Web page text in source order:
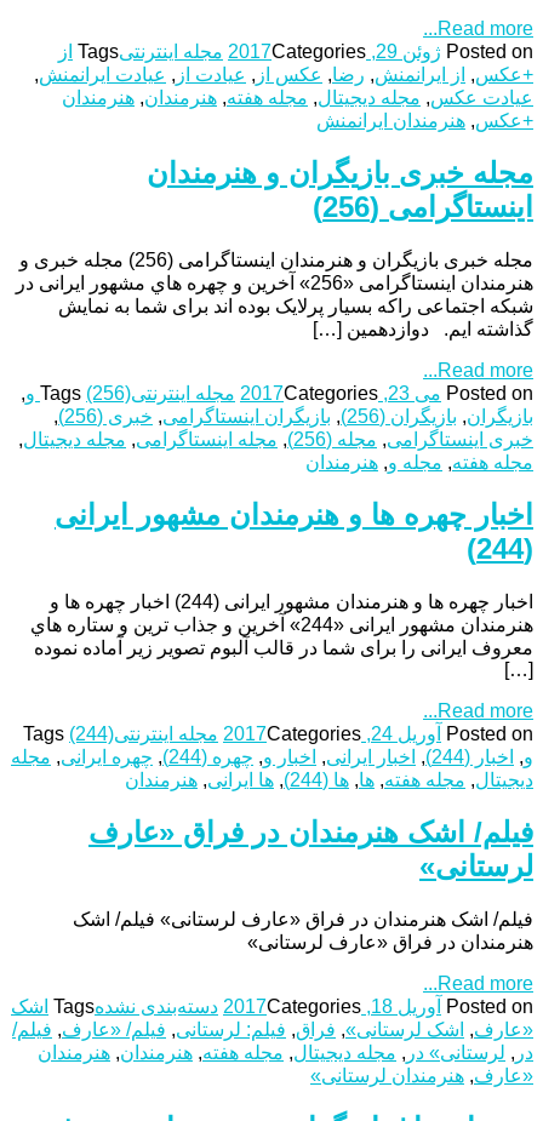
Read more...
Posted on ژوئن 29, 2017 Categories مجله اینترنتیTags از
+عکس, از ایرانمنش, رضا, عکس از , عیادت از , عیادت ایرانمنش,
عیادت عکس, مجله دیجیتال, مجله هفته, هنرمندان, هنرمندان
+عکس, هنرمندان ایرانمنش
مجله خبری بازیگران و هنرمندان
اینستاگرامی (256)
مجله خبری بازیگران و هنرمندان اینستاگرامی (256) مجله خبری و
هنرمندان اینستاگرامی «256» آخرین و چهره هاي مشهور ایرانی در
شبکه اجتماعی راکه بسیار پرلایک بوده اند برای شما به نمایش
گذاشته ایم. دوازدهمین […]
Read more...
Posted on می 23, 2017 Categories مجله اینترنتی Tags (256) و
,
بازیگران, بازیگران (256) , بازیگران اینستاگرامی, خبری (256)
,
خبری اینستاگرامی, مجله (256) , مجله اینستاگرامی, مجله دیجیتال,
مجله هفته, مجله و, هنرمندان
اخبار چهره ها و هنرمندان مشهور ایرانی
(244)
اخبار چهره ها و هنرمندان مشهور ایرانی (244) اخبار چهره ها و
هنرمندان مشهور ایرانی «244» آخرین و جذاب ترین و ستاره هاي
معروف ایرانی را برای شما در قالب آلبوم تصویر زیر آماده نموده
[…]
Read more...
Posted on
آوریل 24, 2017 Categories مجله اینترنتی Tags (244)
و, اخبار (244) , اخبار ایرانی, اخبار و, چهره (244) , چهره ایرانی, مجله
دیجیتال, مجله هفته, ها, ها (244) , ها ایرانی, هنرمندان
فیلم/ اشک هنرمندان در فراق «عارف
لرستانی»
فیلم/ اشک هنرمندان در فراق «عارف لرستانی» فیلم/ اشک
هنرمندان در فراق «عارف لرستانی»
Read more...
Posted on
آوریل 18, 2017 Categories دسته‌بندی نشدهTags اشک
«عارف, اشک لرستانی», فراق, فیلم: لرستانی, فیلم/ «عارف, فیلم/
در , لرستانی» در , مجله دیجیتال, مجله هفته, هنرمندان, هنرمندان
«عارف, هنرمندان لرستانی»